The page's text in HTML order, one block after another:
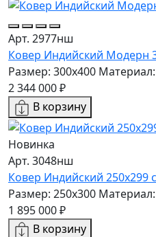
Арт. 2977нш
Ковер Индийский Модерн
Размер: 300x400
2 344 000 ₽
В корзину
Новинка
Арт. 3048нш
Ковер Индийский 250x299
Размер: 250x300
1 895 000 ₽
В корзину